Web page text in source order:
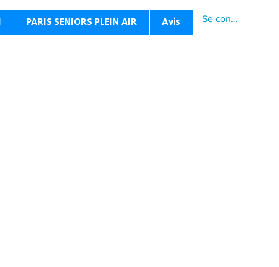
PARIS SENIORS PLEIN AIR Avis Se connecter